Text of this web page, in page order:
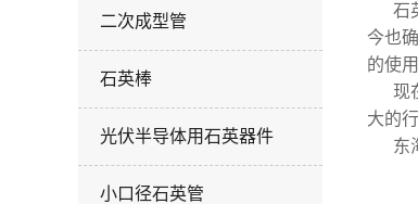
二次成型管
石英棒
光伏半导体用石英器件
小口径石英管
石
今也
的使
现
大的
东